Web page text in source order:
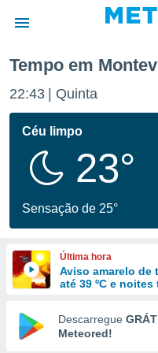
da
foi
fornecidas
a este
das
e
forma
digital
Tempo em
22:43 Quinta
Céu limpo
23°
Sensação de 25°
Última hora
Aviso amarelo de
até 39 ºC e
Descarregue
Meteored!